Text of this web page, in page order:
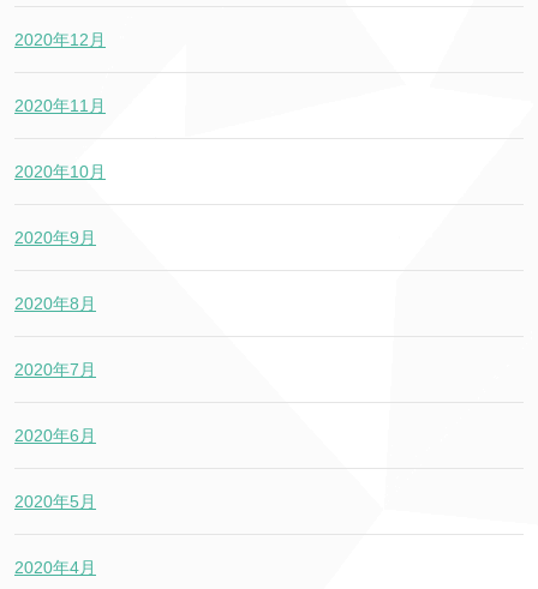
2020年12月
2020年11月
2020年10月
2020年9月
2020年8月
2020年7月
2020年6月
2020年5月
2020年4月